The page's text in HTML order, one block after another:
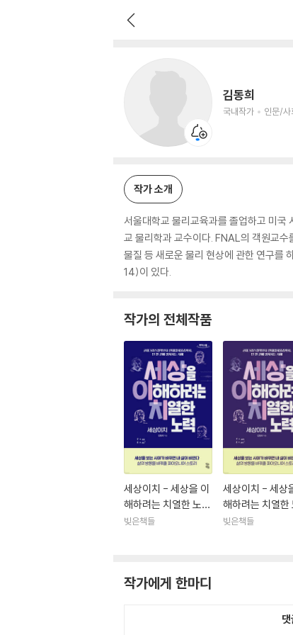
김동희
국내작가 인문/사
작가 소개
서울대학교 물리교육과를 졸업하고 미
교 물리학과 교수이다. FNAL의 객원교
물질 등 새로운 물리 현상에 관한 연구를
14)이 있다.
작가의 전체작품
세상이치 - 세상을 이
해하려는 치열한 노력
(큰글자도서)
빚은책들
세상이치 - 세상
해하려는 치열한
빚은책들
작가에게 한마디